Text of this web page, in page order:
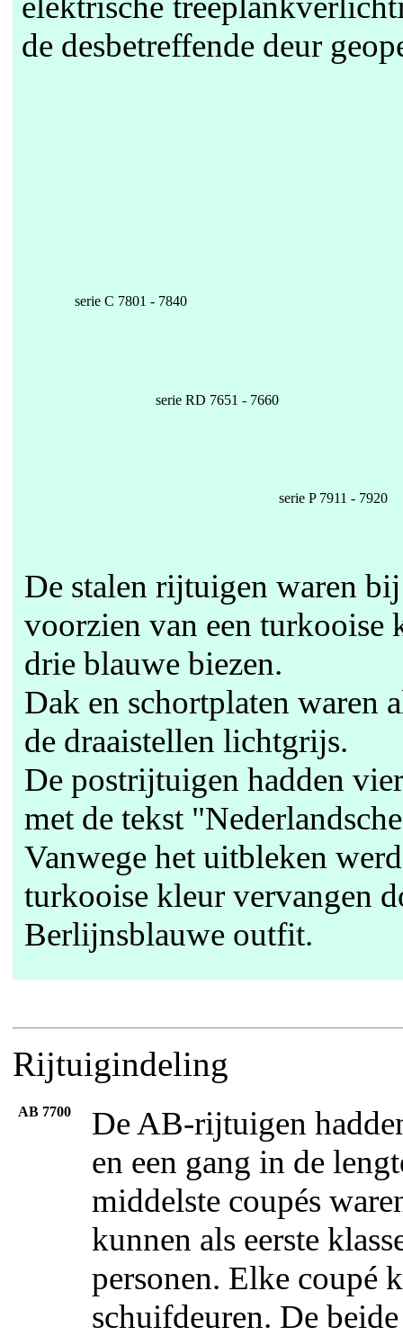
de desbetreffende deur
serie C 7801 - 7840
serie RD 7651 - 7660
serie P 7911 - 7920
De stalen rijtuigen waren
voorzien van een turkooise
drie blauwe biezen.
Dak en schortplaten waren
de draaistellen lichtgrijs.
De postrijtuigen hadden
met de tekst
Vanwege het uitbleken
turkooise kleur vervangen
Berlijnsblauwe outfit.
Rijtuigindeling
AB 7700
De AB-rijtuigen
en een gang in de
middelste coupés
kunnen als eerste
personen. Elke coupé
schuifdeuren. De